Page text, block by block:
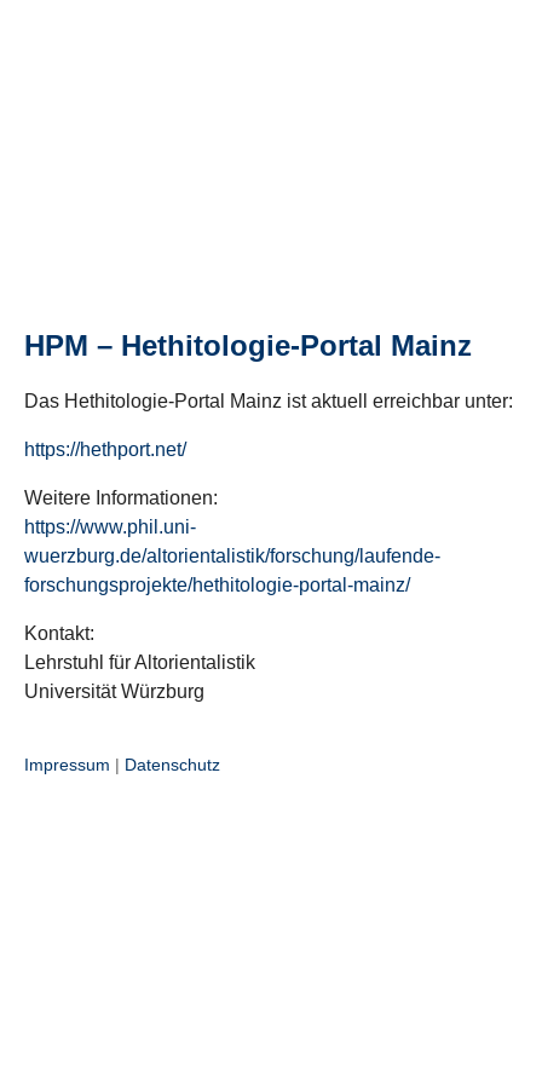
HPM – Hethitologie-Portal Mainz
Das Hethitologie-Portal Mainz ist aktuell erreichbar unter:
https://hethport.net/
Weitere Informationen:
https://www.phil.uni-
wuerzburg.de/altorientalistik/forschung/laufende-
forschungsprojekte/hethitologie-portal-mainz/
Kontakt:
Lehrstuhl für Altorientalistik
Universität Würzburg
Impressum | Datenschutz